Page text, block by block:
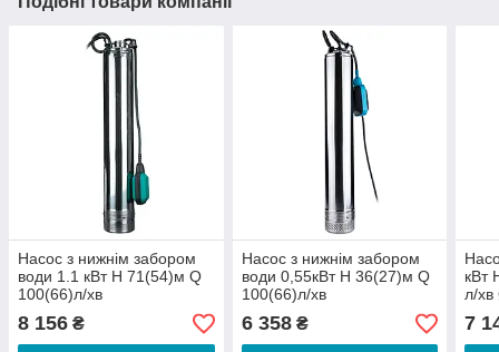
Насос з нижнім забором
води 1.1 кВт H 71(54)м Q
100(66)л/хв
Ø100мм+поплавок
DONGYIN
8 156 ₴
Насос з нижнім забором
води 0,55кВт H 36(27)м Q
100(66)л/хв
Ø100мм+поплавок
DONGYIN
6 358₴
кВт
л/
7